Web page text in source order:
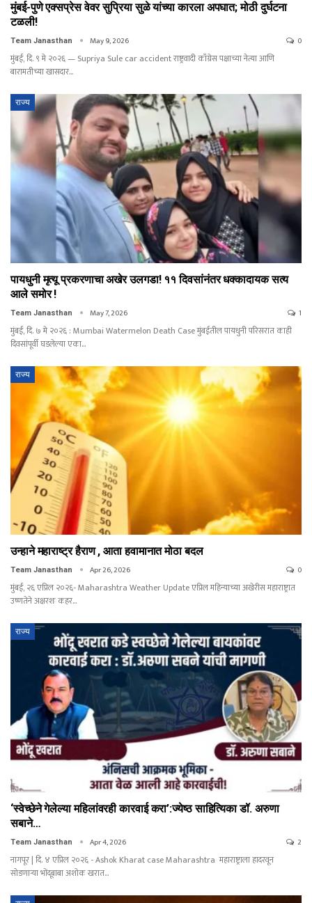
मुंबई-पुणे एक्सप्रेस वेवर सुप्रिया सुळे यांच्या कारला अपघात; मोठी दुर्घटना
टळली!
Team Janasthan May 9, 2026 0
मुंबई, दि. ९ मे २०२६ — Supriya Sule car accident राष्ट्रवादी काँग्रेस पक्षाच्या नेत्या आणि
बारामतीच्या खासदार…
राज्य
पायधुनी मृत्यू प्रकरणाचा अखेर उलगडा! ११ दिवसांनंतर धक्कादायक सत्य
आले समोर !
Team Janasthan May 7, 2026 1
मुंबई, दि. ७ मे २०२६ : Mumbai Watermelon Death Case मुंबईतील पायधुनी परिसरात काही
दिवसांपूर्वी घडलेल्या एका…
राज्य
उन्हाने महाराष्ट्र हैराण , आता हवामानात मोठा बदल
Team Janasthan Apr 26, 2026 0
मुंबई, २६ एप्रिल २०२६- Maharashtra Weather Update एप्रिल महिन्याच्या अखेरीस महाराष्ट्रात
उष्णतेने अक्षरशः कहर…
राज्य
‘स्वेच्छेने गेलेल्या महिलांवरही कारवाई करा’:ज्येष्ठ साहित्यिका डॉ. अरुणा
सबाने…
Team Janasthan Apr 4, 2026 2
नागपूर | दि. ४ एप्रिल २०२६ - Ashok Kharat case Maharashtra महाराष्ट्राला हादरवून
सोडणाऱ्या भोंदूबाबा अशोक खरात…